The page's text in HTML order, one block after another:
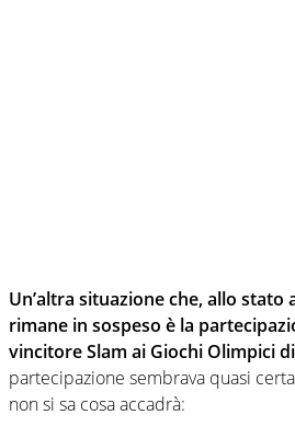
Un’altra situazione che, allo stato
rimane in sospeso è la
vincitore Slam ai Giochi Olimpici
partecipazione sembrava quasi
non si sa cosa accadrà: